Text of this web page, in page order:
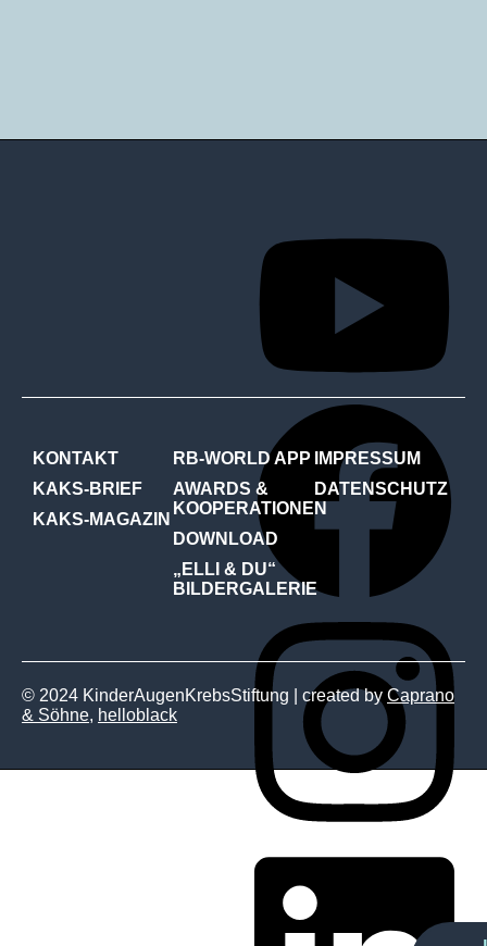
KONTAKT
KAKS-BRIEF
KAKS-MAGAZIN
RB-WORLD APP
AWARDS &
KOOPERATIONEN
DOWNLOAD
„ELLI & DU“
BILDERGALERIE
IMPRESSUM
DATENSCHUTZ
© 2024 KinderAugenKrebsStiftung | created by Caprano
& Söhne, helloblack